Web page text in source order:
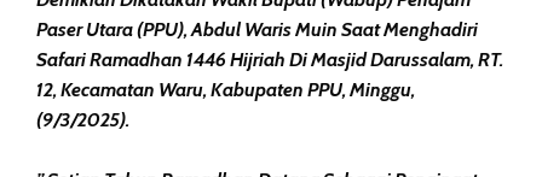
Paser Utara (PPU), Abdul Waris Muin Saat Menghadiri
Safari Ramadhan 1446 Hijriah Di Masjid Darussalam, RT.
12, Kecamatan Waru, Kabupaten PPU, Minggu,
(9/3/2025).